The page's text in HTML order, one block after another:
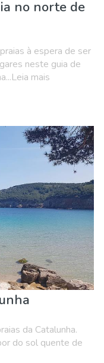
no norte de
à espera de ser
neste guia de
mais
da Catalunha.
do sol quente de